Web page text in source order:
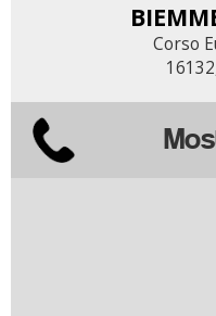
Corso